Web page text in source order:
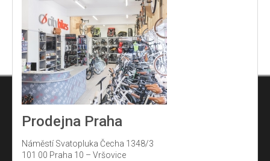
Prodejna Praha
Náměstí Svatopluka Čecha 1348/3
101 00 Praha 10 – Vršovice